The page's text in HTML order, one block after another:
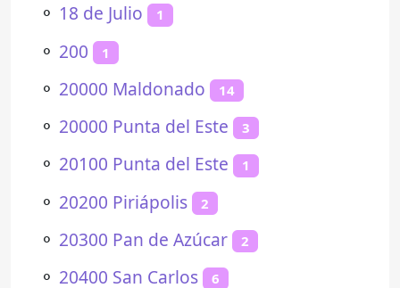
⚬ 18 de Julio 1
⚬ 200 1
⚬ 20000 Maldonado 14
⚬ 20000 Punta del Este 3
⚬ 20100 Punta del Este 1
⚬ 20200 Piriápolis 2
⚬ 20300 Pan de Azúcar 2
⚬ 20400 San Carlos 6